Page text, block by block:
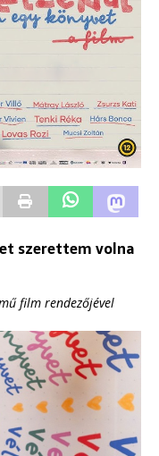
szerettem volna
film rendezőjével